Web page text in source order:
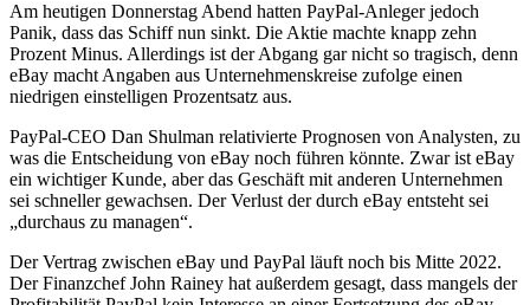
Am heutigen Donnerstag Abend hatten PayPal-Anleger jedoch
Panik, dass das Schiff nun sinkt. Die Aktie machte knapp zehn
Prozent Minus. Allerdings ist der Abgang gar nicht so tragisch, denn
eBay macht Angaben aus Unternehmenskreise zufolge einen
niedrigen einstelligen Prozentsatz aus.
PayPal-CEO Dan Shulman relativierte Prognosen von Analysten, zu
was die Entscheidung von eBay noch führen könnte. Zwar ist eBay
ein wichtiger Kunde, aber das Geschäft mit anderen Unternehmen
sei schneller gewachsen. Der Verlust der durch eBay entsteht sei
„durchaus zu managen“.
Der Vertrag zwischen eBay und PayPal läuft noch bis Mitte 2022.
Der Finanzchef John Rainey hat außerdem gesagt, dass mangels der